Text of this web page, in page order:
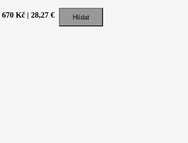
670 Kč | 28,27 €